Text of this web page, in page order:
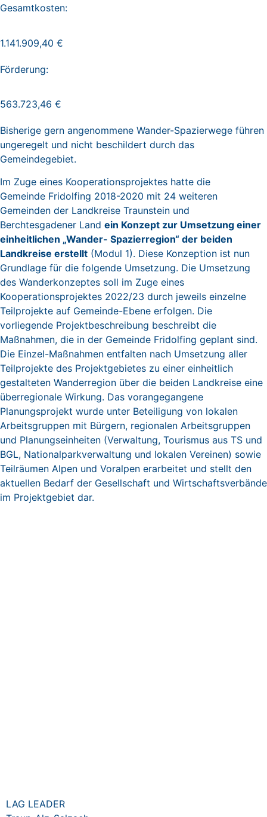
Gesamtkosten:
1.141.909,40 €
Förderung:
563.723,46 €
Bisherige gern angenommene Wander-Spazierwege führen
ungeregelt und nicht beschildert durch das
Gemeindegebiet.
Im Zuge eines Kooperationsprojektes hatte die
Gemeinde Fridolfing 2018-2020 mit 24 weiteren
Gemeinden der Landkreise Traunstein und
Berchtesgadener Land ein Konzept zur Umsetzung einer
einheitlichen „Wander- Spazierregion“ der beiden
Landkreise erstellt (Modul 1). Diese Konzeption ist nun
Grundlage für die folgende Umsetzung. Die Umsetzung
des Wanderkonzeptes soll im Zuge eines
Kooperationsprojektes 2022/23 durch jeweils einzelne
Teilprojekte auf Gemeinde-Ebene erfolgen. Die
vorliegende Projektbeschreibung beschreibt die
Maßnahmen, die in der Gemeinde Fridolfing geplant sind.
Die Einzel-Maßnahmen entfalten nach Umsetzung aller
Teilprojekte des Projektgebietes zu einer einheitlich
gestalteten Wanderregion über die beiden Landkreise eine
überregionale Wirkung. Das vorangegangene
Planungsprojekt wurde unter Beteiligung von lokalen
Arbeitsgruppen mit Bürgern, regionalen Arbeitsgruppen
und Planungseinheiten (Verwaltung, Tourismus aus TS und
BGL, Nationalparkverwaltung und lokalen Vereinen) sowie
Teilräumen Alpen und Voralpen erarbeitet und stellt den
aktuellen Bedarf der Gesellschaft und Wirtschaftsverbände
im Projektgebiet dar.
LAG LEADER